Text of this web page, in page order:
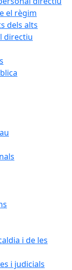
el règim
dels alts
directiu
i de les
i judicials